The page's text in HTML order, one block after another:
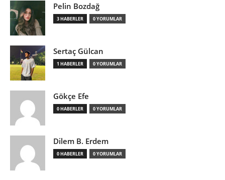
Pelin Bozdağ
3 HABERLER 0 YORUMLAR
Sertaç Gülcan
1 HABERLER 0 YORUMLAR
Gökçe Efe
0 HABERLER 0 YORUMLAR
Dilem B. Erdem
0 HABERLER 0 YORUMLAR